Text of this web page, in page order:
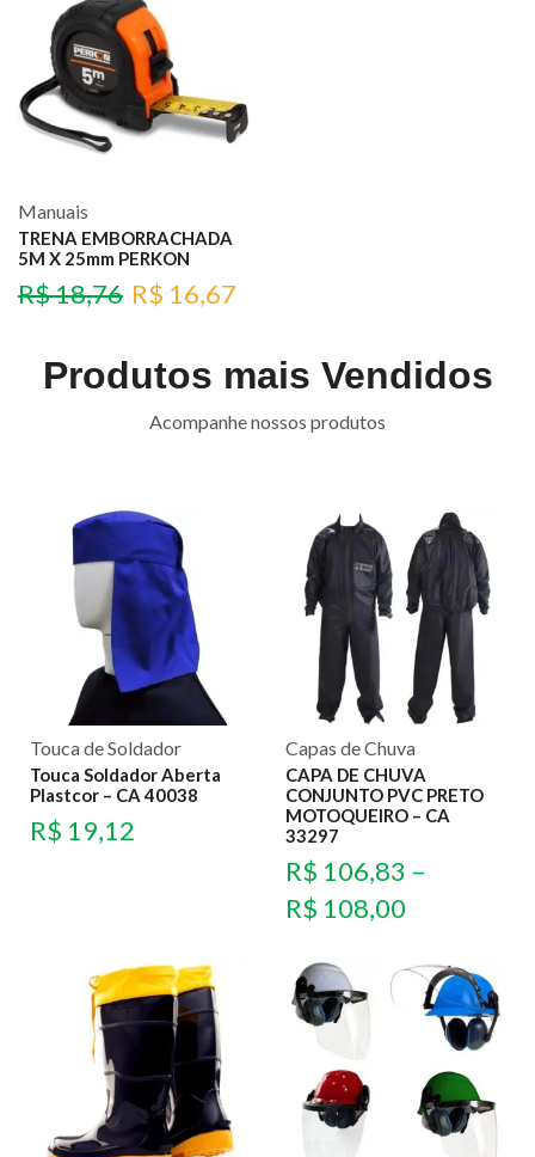
Manuais
TRENA EMBORRACHADA
5M X 25mm PERKON
R$18,76 R$ 16,67
Produtos mais Vendidos
Acompanhe nossos produtos
Touca de Soldador
Touca Soldador Aberta
Plastcor – CA 40038
R$ 19,12
Capas de Chuva
CAPA DE CHUVA
CONJUNTO PVC PRETO
MOTOQUEIRO – CA
33297
R$ 106,83 –
R$ 108,00